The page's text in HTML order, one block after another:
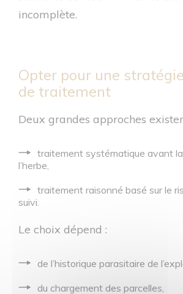
incomplète.
Opter pour une
de traitement
Deux grandes approches
traitement systématique avant
l’herbe,
traitement raisonné basé sur le
suivi.
Le choix dépend :
de l’historique parasitaire de
du chargement des parcelles,